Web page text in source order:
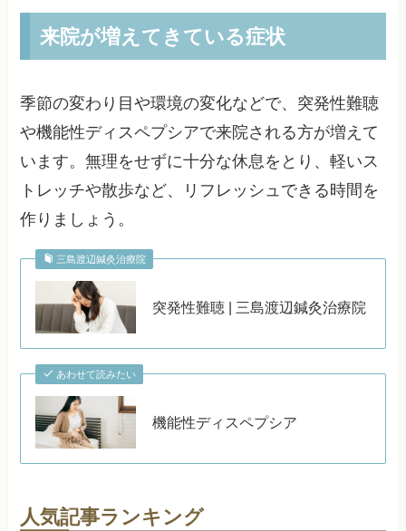
来院が増えてきている症状
季節の変わり目や環境の変化などで、突発性難聴
や機能性ディスペプシアで来院される方が増えて
います。無理をせずに十分な休息をとり、軽いス
トレッチや散歩など、リフレッシュできる時間を
作りましょう。
三島渡辺鍼灸治療院
突発性難聴 | 三島渡辺鍼灸治療院
あわせて読みたい
機能性ディスペプシア
人気記事ランキング